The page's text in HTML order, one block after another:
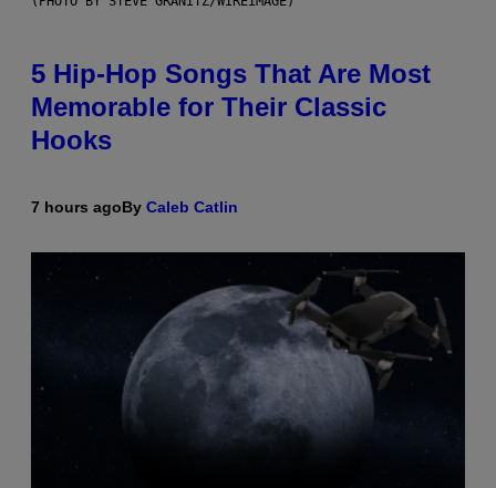
5 Hip-Hop Songs That Are Most
Memorable for Their Classic
Hooks
7 hours agoBy Caleb Catlin